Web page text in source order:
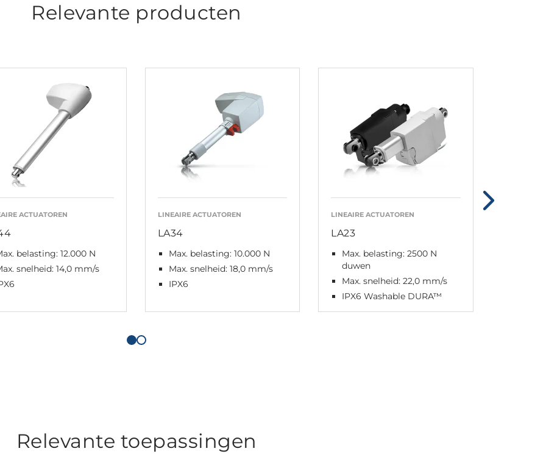
Relevante producten
ACTUATOREN
belasting: 12.000 N
snelheid: 14,0 mm/s
LINEAIRE ACTUATOREN
LA34
Max. belasting: 10.000 N
Max. snelheid: 18,0 mm/s
IPX6
LINEAIRE ACTUATOREN
LA23
Max. belasting: 2500 N
duwen
Max. snelheid: 22,0 mm/s
IPX6 Washable DURA™
Relevante toepassingen